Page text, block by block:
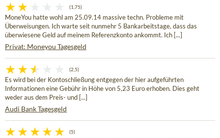
(1,75)
MoneYou hatte wohl am 25.09.14 massive techn. Probleme mit
Überweisungen. Ich warte seit nunmehr 5 Bankarbeitstage, dass das
überwiesene Geld auf meinem Referenzkonto ankommt. Ich [...]
Privat: Moneyou Tagesgeld
(2,5)
Es wird bei der Kontoschließung entgegen der hier aufgeführten
Informationen eine Gebühr in Höhe von 5,23 Euro erhoben. Dies geht
weder aus dem Preis- und [...]
Audi Bank Tagesgeld
(5)